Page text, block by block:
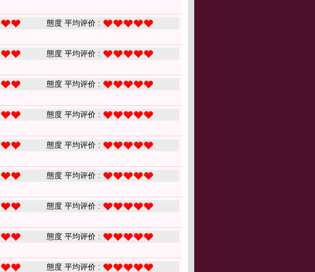
態度 平均评价 :
態度 平均评价 :
態度 平均评价 :
態度 平均评价 :
態度 平均评价 :
態度 平均评价 :
態度 平均评价 :
態度 平均评价 :
態度 平均评价 :